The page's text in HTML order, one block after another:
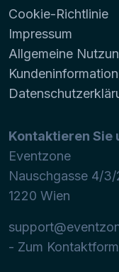
Cookie-Richtlinie
Impressum
Allgemeine
Kontaktieren Sie
Eventzone
Nauschgasse 4/3/
1220 Wien
- Zum